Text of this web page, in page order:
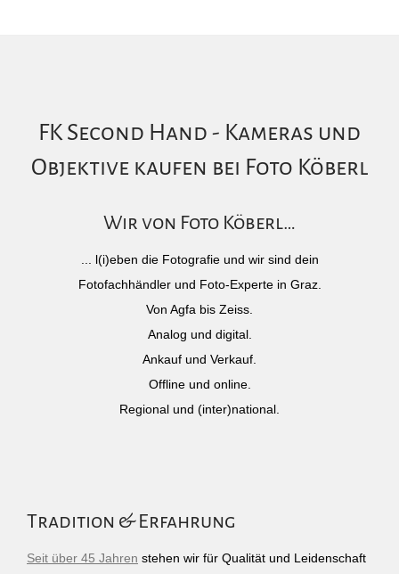
FK Second Hand - Kameras und
Objektive kaufen bei Foto Köberl
Wir von Foto Köberl…
... l(i)eben die Fotografie und wir sind dein
Fotofachhändler und Foto-Experte in Graz.
Von Agfa bis Zeiss.
Analog und digital.
Ankauf und Verkauf.
Offline und online.
Regional und (inter)national.
Tradition & Erfahrung
Seit über 45 Jahren stehen wir für Qualität und Leidenschaft